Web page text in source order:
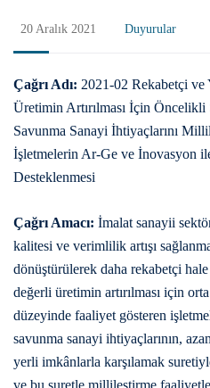
20 Aralık 2021 Duyurular
Çağrı Adı: 2021-02 Rekabetçi
Üretimin Artırılması İçin
Savunma Sanayi İhtiyaçlarını
İşletmelerin Ar-Ge ve İnovasyon
Desteklenmesi
Çağrı Amacı: İmalat sanayii
kalitesi ve verimlilik artışı
dönüştürülerek daha rekabetçi
değerli üretimin artırılması için
düzeyinde faaliyet gösteren
savunma sanayi ihtiyaçlarının,
yerli imkânlarla karşılamak suretiyle
ve bu suretle millileştirme